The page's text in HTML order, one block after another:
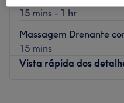
15 mins - 1 hr
Massagem Drenante
15 mins
Vista rápida dos